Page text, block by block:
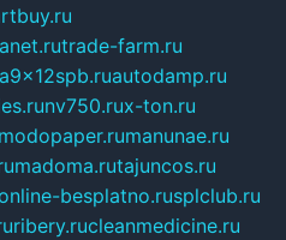
trade-farm.ru
autodamp.ru
nv750.rux-ton.ru
modopaper.rumanunae.ru
madoma.rutajuncos.ru
besplatno.rusplclub.ru
ribery.rucleanmedicine.ru